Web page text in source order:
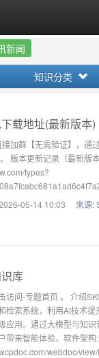
新闻
知识分类
载地址(最新版本)
加群【无需验证】，通
版本更新记录（最新版本
types?
05-14 10:03 來源:
库
访问-专题首页 。 介绍
检索系统，利用AI技术
应用。通过大模型与知
带来智能体验。软件架
webdoc/view/